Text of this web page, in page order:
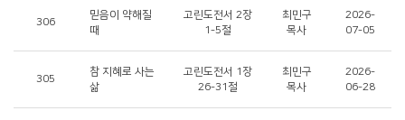
306
믿음이 약해질
때
고린도전서 2장
1-5절
최민구
목사
2026-
07-05
305
참 지혜로 사는
삶
고린도전서 1장
26-31절
최민구
목사
2026-
06-28